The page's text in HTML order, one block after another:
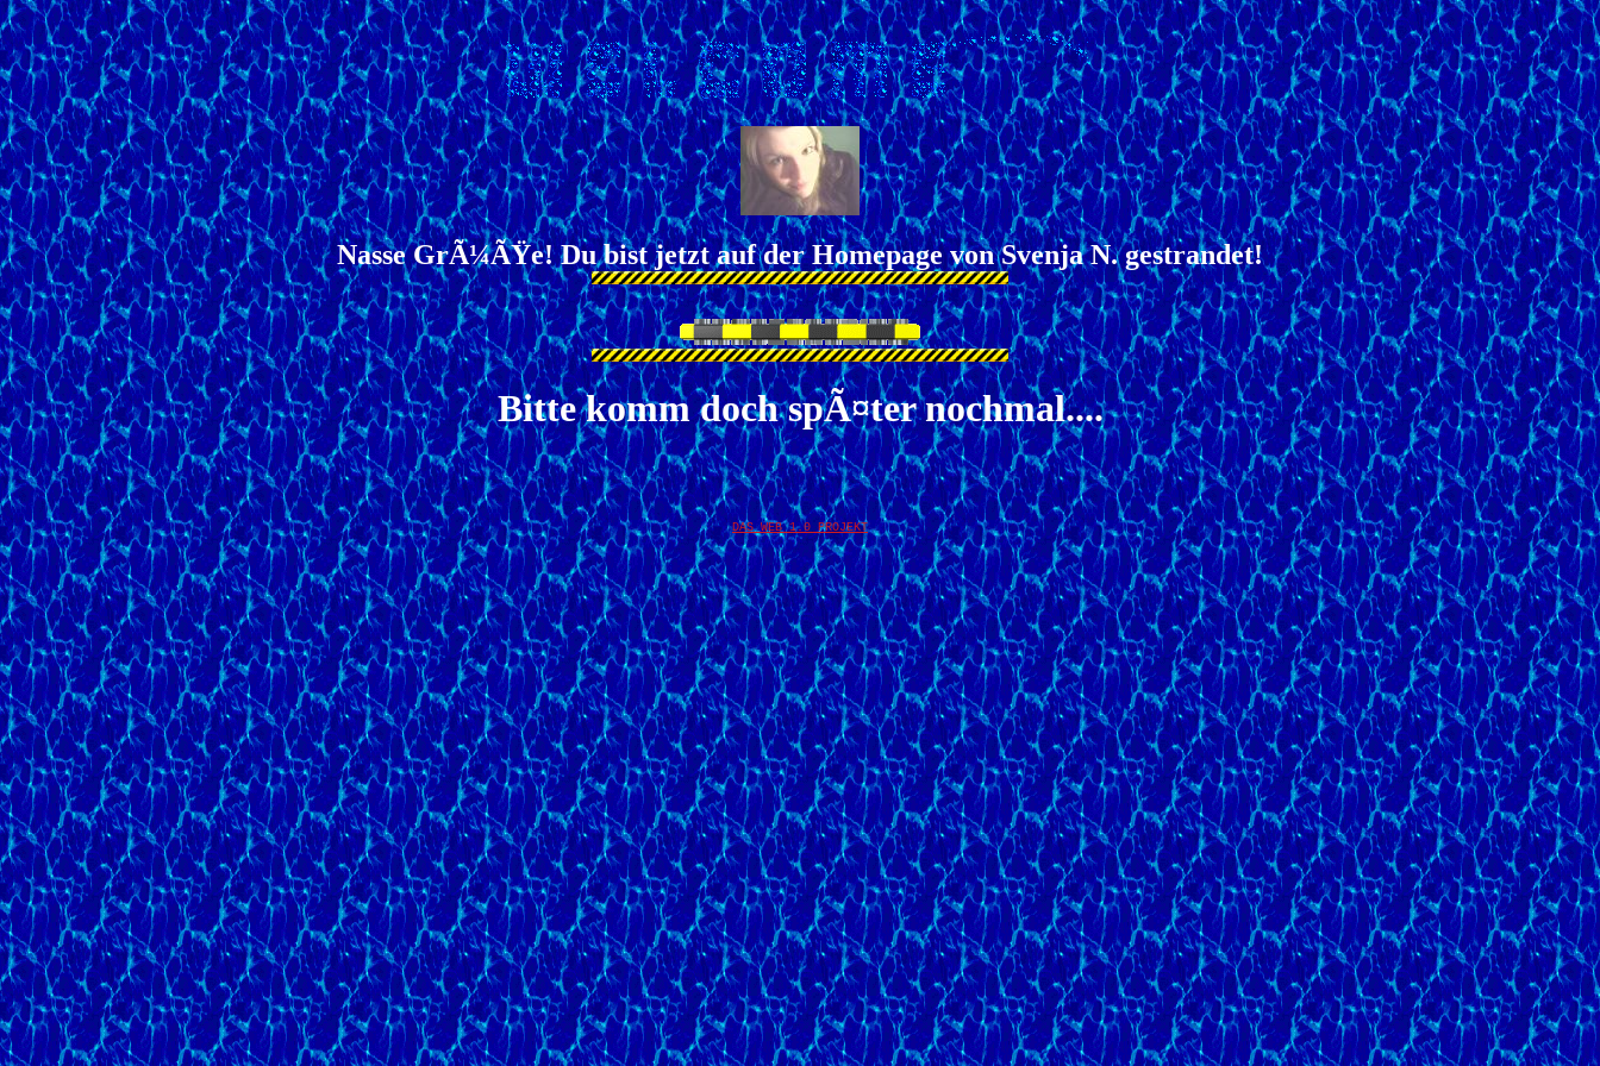
Nasse GrÃ¼ÃŸe! Du bist jetzt auf der Homepage von Svenja N. gestrandet!
Bitte komm doch spÃ¤ter nochmal....
DAS WEB 1.0 PROJEKT